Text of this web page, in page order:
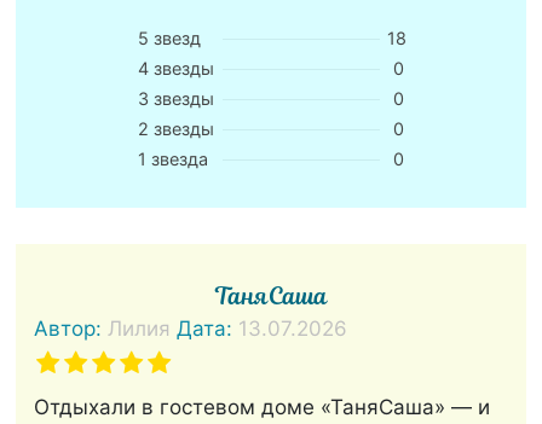
5 звезд
18
4 звезды
0
3 звезды
0
2 звезды
0
1 звезда
0
ТаняСаша
Автор:Лилия Дата: 13.07.2026
Отдыхали в гостевом доме «ТаняСаша» — и